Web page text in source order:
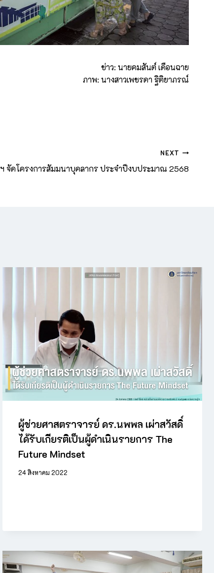
ข่าว: นายคมสันต์ เดือนฉาย
ภาพ: นางสาวเพชรดา ฐิติยาภรณ์
NEXT
จัดโครงการสัมมนาบุคลากร ประจำปีงบประมาณ 2568
ผู้ช่วยศาสตราจารย์ ดร.นพพล เผ่าสวัสดิ์
ได้รับเกียรติเป็นผู้ดำเนินรายการ The
Future Mindset
24 สิงหาคม 2022